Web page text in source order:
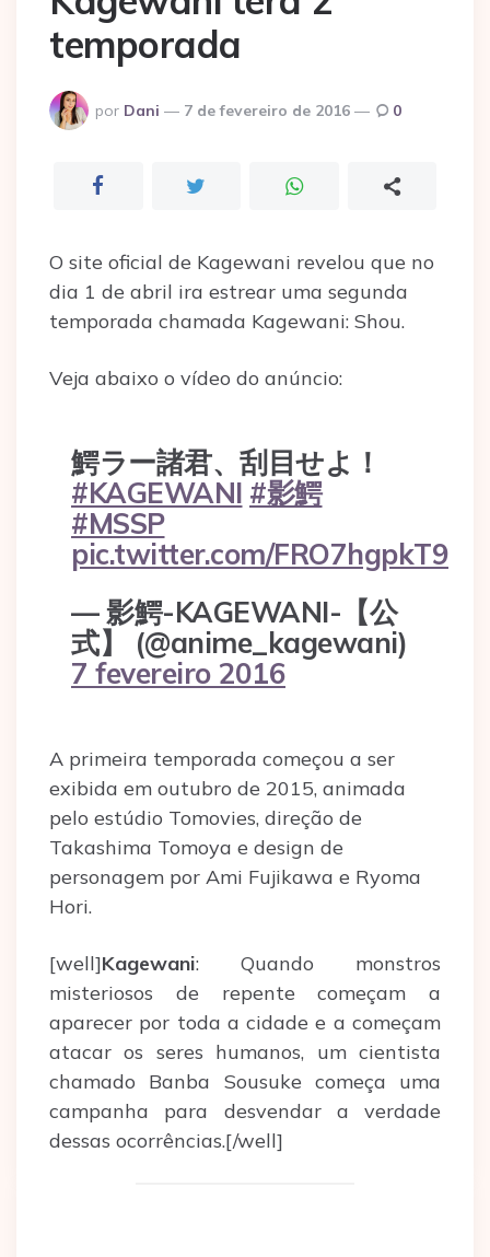
temporada
Postado
por
por Dani 7 de fevereiro de 2016 0
O site oficial de Kagewani revelou que no
dia 1 de abril ira estrear uma segunda
temporada chamada Kagewani: Shou.
Veja abaixo o vídeo do anúncio:
鰐ラー諸君、刮目せよ！
#KAGEWANI #影鰐
#MSSP
pic.twitter.com/FRO7hgpkT9
— 影鰐-KAGEWANI-【公
式】 (@anime_kagewani)
7 fevereiro 2016
A primeira temporada começou a ser
exibida em outubro de 2015, animada
pelo estúdio Tomovies, direção de
Takashima Tomoya e design de
personagem por Ami Fujikawa e Ryoma
Hori.
[well]Kagewani: Quando monstros
misteriosos de repente começam a
aparecer por toda a cidade e a começam
atacar os seres humanos, um cientista
chamado Banba Sousuke começa uma
campanha para desvendar a verdade
dessas ocorrências.[/well]